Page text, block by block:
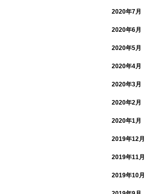
2020年7月
2020年6月
2020年5月
2020年4月
2020年3月
2020年2月
2020年1月
2019年12月
2019年11月
2019年10月